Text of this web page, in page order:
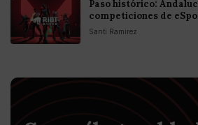
Paso histórico:
competiciones de
Santi Ramirez